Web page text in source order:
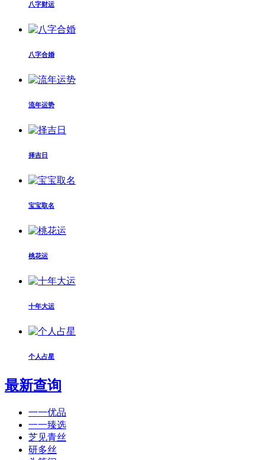
八字财运
八字合婚
流年运势
择吉日
宝宝取名
桃花运
十年大运
个人占星
最新查询
一一优品
一一臻选
芝见青丝
研多丝